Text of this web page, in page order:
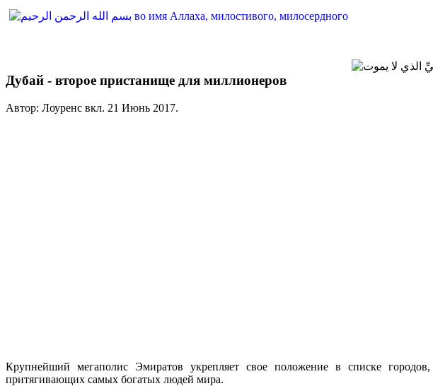
Дубай - второе пристанище для миллионеров
Автор: Лоуренс вкл. 21 Июнь 2017.
Крупнейший мегаполис Эмиратов укрепляет свое положение в списке городов,
притягивающих самых богатых людей мира.